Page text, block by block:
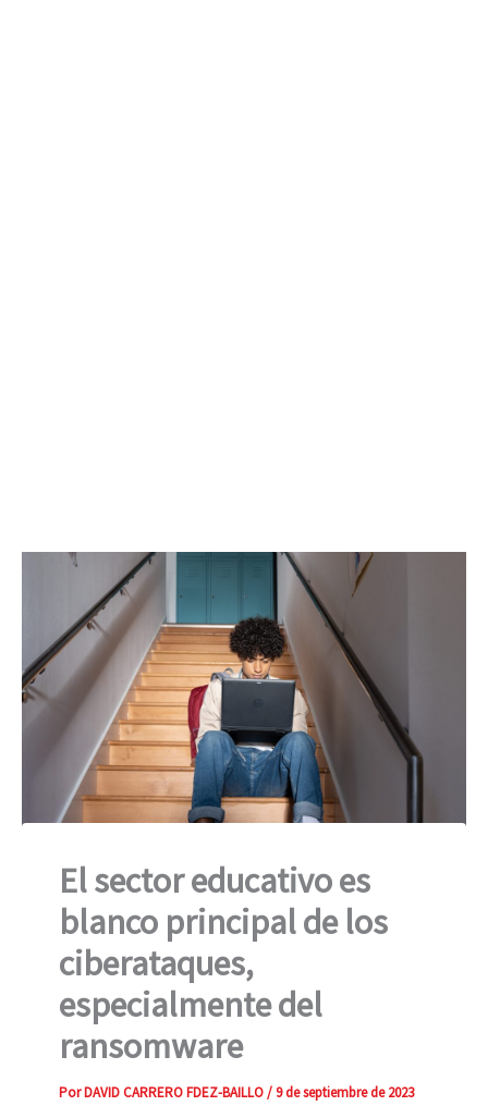
El sector educativo es
blanco principal de los
ciberataques,
especialmente del
ransomware
PorDAVID CARRERO FDEZ-BAILLO/ 9 de septiembre de 2023